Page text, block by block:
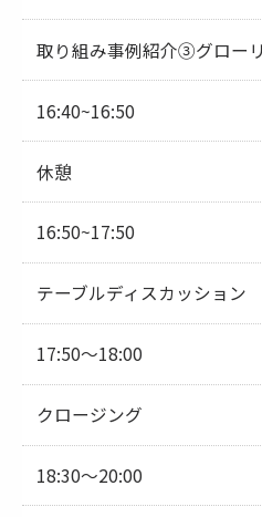
取り組み事例紹介③グロー
16:40~16:50
休憩
16:50~17:50
テーブルディスカッション
17:50～18:00
クロージング
18:30～20:00